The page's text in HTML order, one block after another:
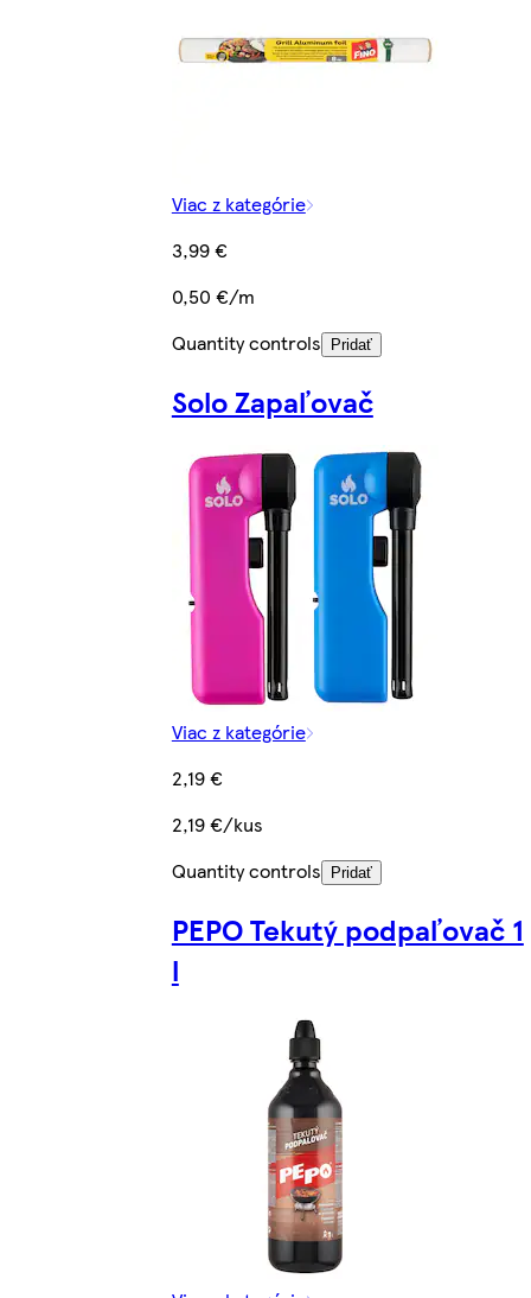
Viac z kategórie
3,99 €
0,50 €/m
Quantity controls
Pridať
Solo Zapaľovač
Viac z kategórie
2,19 €
2,19 €/kus
Quantity controls
Pridať
PEPO Tekutý podpaľovač 1
l